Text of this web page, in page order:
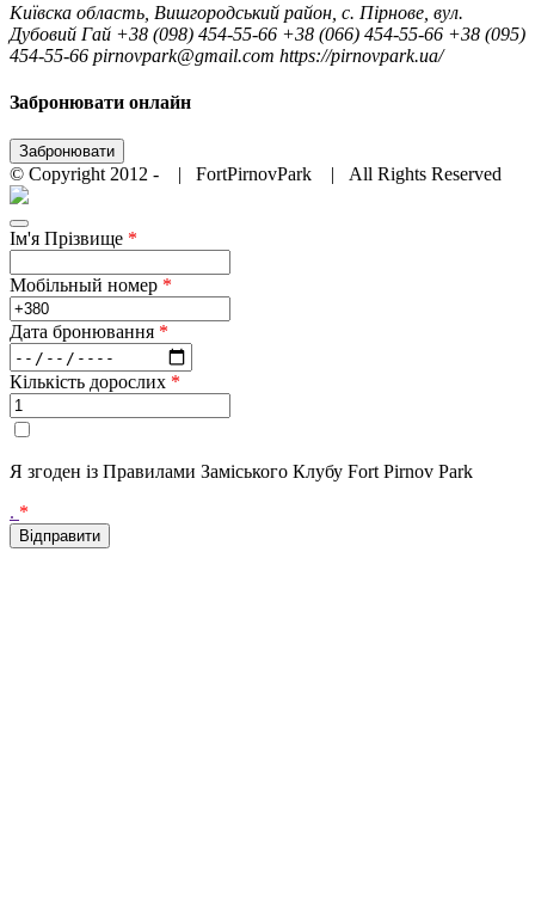
Київска область, Вишгородський район, с. Пірнове, вул.
Дубовий Гай +38 (098) 454-55-66 +38 (066) 454-55-66 +38 (095)
454-55-66 pirnovpark@gmail.com https://pirnovpark.ua/
Забронювати онлайн
Забронювати
© Copyright 2012 - | FortPirnovPark
| All Rights Reserved
Instagram
Facebook
YouTube
Tripadvisor
Ім'я Прізвище *
Мобільный номер *
Дата бронювання *
Кількість дорослих *
Я згоден із Правилами Заміського Клубу Fort Pirnov Park
. *